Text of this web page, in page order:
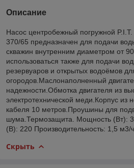
Описание
Насос центробежный погружной
370/65 предназначен для подачи
скважин внутренним диаметром от
использоваться также для подачи
резервуаров и открытых водоёмов
огородов.Маслонаполненный
надежности.Обмотка двигателя из
электротехнической меди.Корпус
кабеля 10 метров.Проушины для
шума.Термозащита. Мощность (Вт):
(В): 220 Производительность: 1,5 м3/
Скрыть